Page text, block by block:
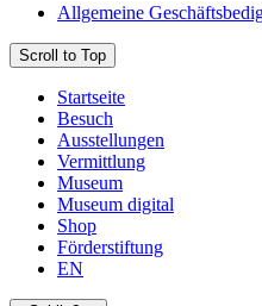
Allgemeine
Scroll to Top
Startseite
Besuch
Ausstellungen
Vermittlung
Museum
Museum digital
Shop
Förderstiftung
EN